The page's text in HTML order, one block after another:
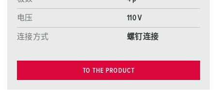
电压 110 V
连接方式 螺钉连接
TO THE PRODUCT